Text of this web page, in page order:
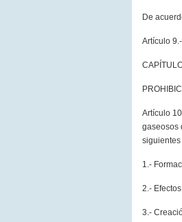
De
Artículo
Artículo
gaseosos
1.-
2.-
3.-